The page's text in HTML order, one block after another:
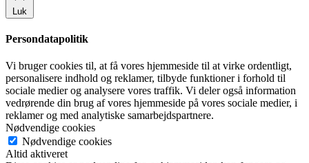
Luk
Persondatapolitik
Vi bruger cookies til, at få vores hjemmeside til at virke ordentligt,
personalisere indhold og reklamer, tilbyde funktioner i forhold til
sociale medier og analysere vores traffik. Vi deler også information
vedrørende din brug af vores hjemmeside på vores sociale medier, i
reklamer og med analytiske samarbejdspartnere.
Nødvendige cookies
Nødvendige cookies
Altid aktiveret